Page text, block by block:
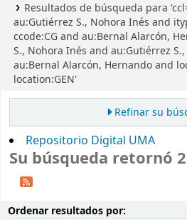
Resultados de búsqueda para
au:Gutiérrez S., Nohora Inés and
ccode:CG and au:Bernal Alarcón,
S., Nohora Inés and au:Gutiérrez
au:Bernal Alarcón, Hernando and
location:GEN'
Refinar su
Repositorio Digital UMA
Su búsqueda retornó
Ordenar resultados por: